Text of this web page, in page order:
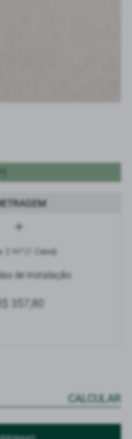
em metros quadrados
2 m² (1 Caixa)
de instalação
357,80